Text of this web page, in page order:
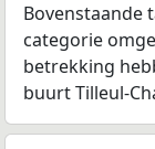
Bovenstaande
categorie
betrekking
buurt Tilleul-